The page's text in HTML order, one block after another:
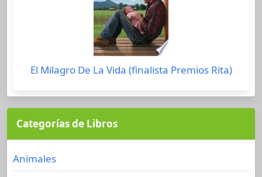
El Milagro De La Vida (finalista Premios Rita)
Categorías de Libros
Animales